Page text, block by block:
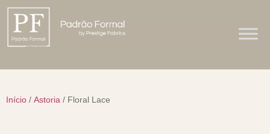
Início / Astoria / Floral Lace